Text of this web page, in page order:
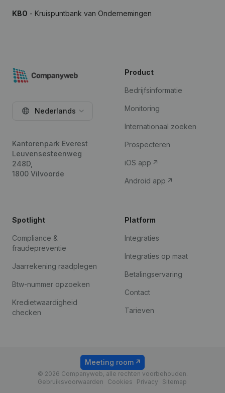
KBO - Kruispuntbank van Ondernemingen
Nederlands
Kantorenpark Everest
Leuvensesteenweg
248D,
1800 Vilvoorde
Product
Bedrijfsinformatie
Monitoring
Internationaal zoeken
Prospecteren
iOS app
Android app
Spotlight
Compliance &
fraudepreventie
Jaarrekening raadplegen
Btw-nummer opzoeken
Kredietwaardigheid
checken
Platform
Integraties
Integraties op maat
Betalingservaring
Contact
Tarieven
© 2026 Companyweb, alle rechten voorbehouden.
Gebruiksvoorwaarden
Cookies Privacy Sitemap
Meeting room